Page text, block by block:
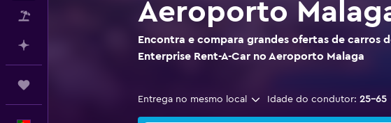
Aeroporto
Encontra e compara grandes ofertas de carros
Enterprise Rent-A-Car no Aeroporto Malaga
Entrega no mesmo local Idade do condutor: 25-65